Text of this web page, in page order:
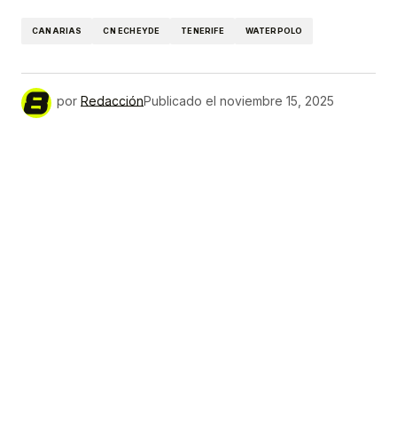
CANARIAS CN ECHEYDE TENERIFE WATERPOLO
por RedacciónPublicado el noviembre 15, 2025